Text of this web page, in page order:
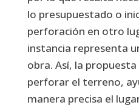
lo presupuestado o
perforación en otro
instancia representa
obra. Así, la
perforar el terreno,
manera precisa el